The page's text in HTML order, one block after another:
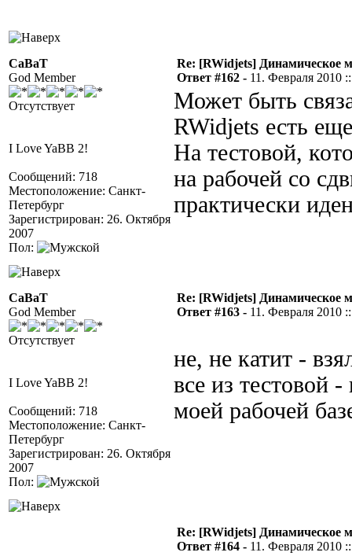
CaBaT
God Member
Отсутствует
I Love YaBB 2!
Сообщений: 718
Местоположение: Санкт-
Петербург
Зарегистрирован: 26. Октября
2007
Пол:
Re: [RWidjets] Динамическое
Ответ #162 - 11. Февраля 2010
Может быть
RWidjets есть
На тестовой,
на рабочей со
практически
CaBaT
God Member
Отсутствует
I Love YaBB 2!
Сообщений: 718
Местоположение: Санкт-
Петербург
Зарегистрирован: 26. Октября
2007
Пол:
Re: [RWidjets] Динамическое
Ответ #163 - 11. Февраля 2010
не, не катит -
все из тестовой -
моей рабочей
Re: [RWidjets] Динамическое
Ответ #164 - 11. Февраля 2010